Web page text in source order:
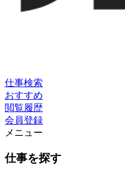
仕事検索
おすすめ
閲覧履歴
会員登録
メニュー
仕事を探す